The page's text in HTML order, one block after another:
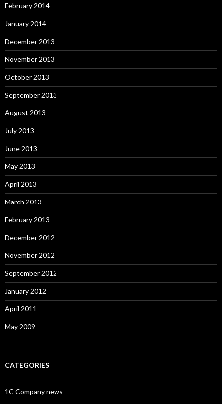
February 2014
January 2014
December 2013
November 2013
October 2013
September 2013
August 2013
July 2013
June 2013
May 2013
April 2013
March 2013
February 2013
December 2012
November 2012
September 2012
January 2012
April 2011
May 2009
CATEGORIES
1C Company news